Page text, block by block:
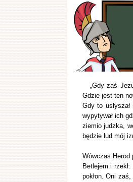
„Gdy zaś
Gdzie jest ten
Gdy to
wypytywał ich
ziemio judzka,
będzie lud mój
Wówczas Herod
Betlejem i
pokłon. Oni